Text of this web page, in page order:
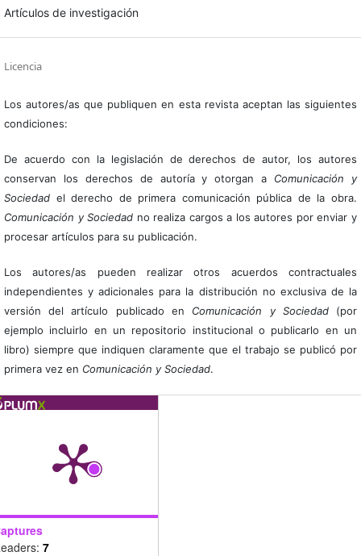
Artículos de investigación
Licencia
Los autores/as que publiquen en esta revista aceptan las siguientes
condiciones:
De acuerdo con la legislación de derechos de autor, los autores
conservan los derechos de autoría y otorgan a Comunicación y
Sociedadel derecho de primera comunicación pública de la obra.
Comunicación y Sociedad no realiza cargos a los autores por enviar y
procesar artículos para su publicación.
Los autores/as pueden realizar otros acuerdos contractuales
independientes y adicionales para la distribución no exclusiva de la
versión del artículo publicado en Comunicación y Sociedad(por
ejemplo incluirlo en un repositorio institucional o publicarlo en un
libro) siempre que indiquen claramente que el trabajo se publicó por
primera vez en Comunicación y Sociedad.
7